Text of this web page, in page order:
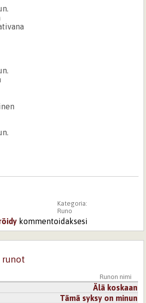
Kategoria:
Runo
kommentoidaksesi
Runon nimi
Älä koskaan
Tämä syksy on minun